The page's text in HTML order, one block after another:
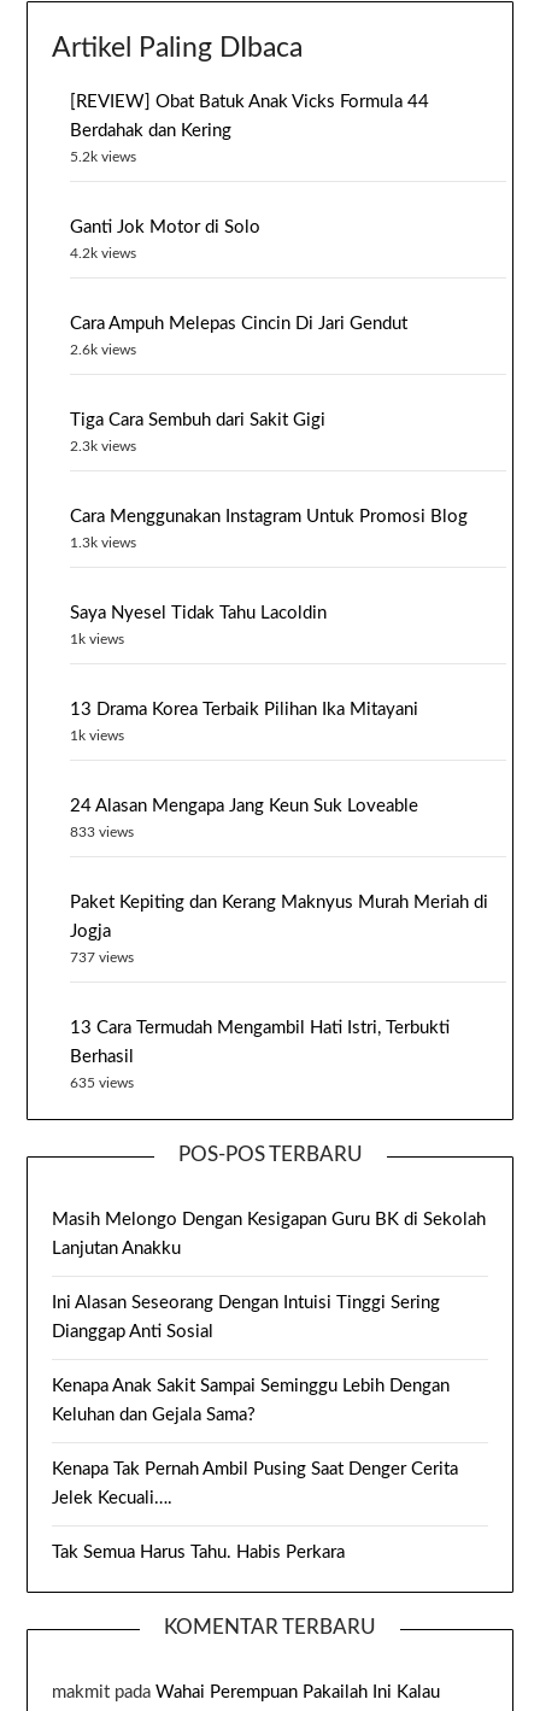
Artikel Paling DIbaca
[REVIEW] Obat Batuk Anak Vicks Formula 44
Berdahak dan Kering
5.2k views
Ganti Jok Motor di Solo
4.2k views
Cara Ampuh Melepas Cincin Di Jari Gendut
2.6k views
Tiga Cara Sembuh dari Sakit Gigi
2.3k views
Cara Menggunakan Instagram Untuk Promosi Blog
1.3k views
Saya Nyesel Tidak Tahu Lacoldin
1k views
13 Drama Korea Terbaik Pilihan Ika Mitayani
1k views
24 Alasan Mengapa Jang Keun Suk Loveable
833 views
Paket Kepiting dan Kerang Maknyus Murah Meriah di
Jogja
737 views
13 Cara Termudah Mengambil Hati Istri, Terbukti
Berhasil
635 views
POS-POS TERBARU
Masih Melongo Dengan Kesigapan Guru BK di Sekolah
Lanjutan Anakku
Ini Alasan Seseorang Dengan Intuisi Tinggi Sering
Dianggap Anti Sosial
Kenapa Anak Sakit Sampai Seminggu Lebih Dengan
Keluhan dan Gejala Sama?
Kenapa Tak Pernah Ambil Pusing Saat Denger Cerita
Jelek Kecuali….
Tak Semua Harus Tahu. Habis Perkara
KOMENTAR TERBARU
makmit padaWahai Perempuan Pakailah Ini Kalau